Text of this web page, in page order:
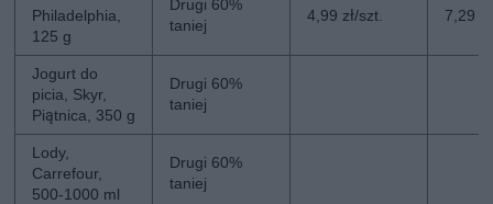
Philadelphia,
125 g
Drugi 60%
taniej
4,99 zł/szt. 7,29
Jogurt do
picia, Skyr,
Piątnica, 350 g
Drugi 60%
taniej
Lody,
Carrefour,
500-1000 ml
Drugi 60%
taniej